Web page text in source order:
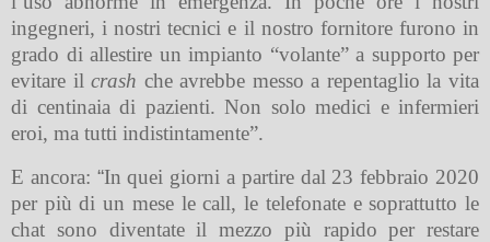
ingegneri, i nostri tecnici e il nostro fornitore furono in
grado di allestire un impianto “volante” a supporto per
evitare ilcrash che avrebbe messo a repentaglio la vita
di centinaia di pazienti. Non solo medici e infermieri
eroi, ma tutti indistintamente”.
E ancora: “In quei giorni a partire dal 23 febbraio 2020
per più di un mese le call, le telefonate e soprattutto le
chat sono diventate il mezzo più rapido per restare